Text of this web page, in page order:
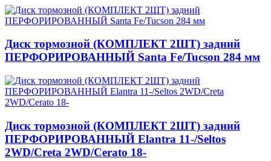
Диск тормозной (КОМПЛЕКТ 2ШТ) задний
ПЕРФОРИРОВАННЫЙ Santa Fe/Tucson 284 мм
Диск тормозной (КОМПЛЕКТ 2ШТ) задний
ПЕРФОРИРОВАННЫЙ Elantra 11-/Seltos
2WD/Creta 2WD/Cerato 18-